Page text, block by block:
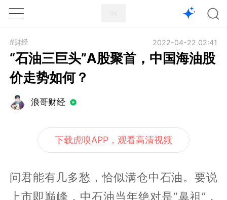
1X
#财经 2022-04-22 02:41
“石油三巨头”A股聚首，中国海油股
价走势如何？
浪哥财经
下载虎嗅APP，观看高清视频
问君能有几多愁，恰似满仓中石油。要说
上市即巅峰，中石油当年绝对是“鼻祖”，